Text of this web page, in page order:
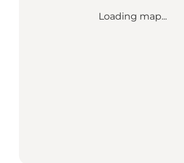
Loading map...